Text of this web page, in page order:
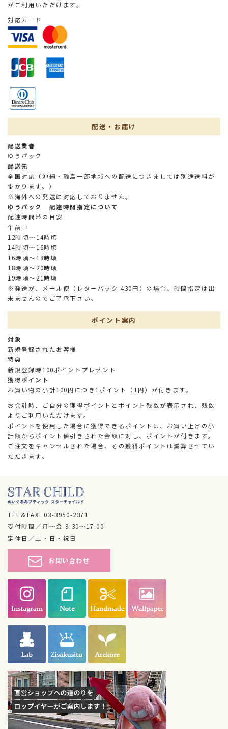
がご利用いただけます。
対応カード
配送・お届け
配送業者
ゆうパック
配送先
全国対応（沖縄・離島一部地域への配送につきましては別途送料が
掛かります。）
※海外への発送は対応しておりません。
ゆうパック 配達時間指定について
配達時間帯の目安
午前中
12時頃～14時頃
14時頃～16時頃
16時頃～18時頃
18時頃～20時頃
19時頃～21時頃
※発送が、メール便（レターパック 430円）の場合、時間指定は出
来ませんのでご了承下さい。
ポイント案内
対象
新規登録されたお客様
特典
新規登録時100ポイントプレゼント
獲得ポイント
お買い物の小計100円につき1ポイント（1円）が付きます。
お会計時、ご自分の獲得ポイントとポイント残数が表示され、残数
よりご利用いただけます。
ポイントを使用した場合に獲得できるポイントは、お買い上げの小
計額からポイント値引きされた金額に対し、ポイントが付きます。
ご注文をキャンセルされた場合、その獲得ポイントは減算させてい
ただきます。
TEL＆FAX. 03-3950-2371
受付時間／月～金 9:30～17:00
定休日／土・日・祝日
お問い合わせ